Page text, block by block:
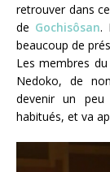
retrouver dans
de Gochisôsan.
beaucoup de
Les membres
Nedoko, de
devenir un
habitués, et va